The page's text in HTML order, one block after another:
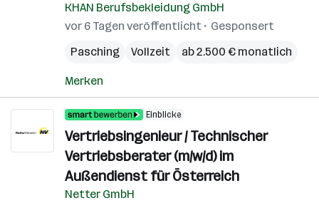
KHAN Berufsbekleidung GmbH
vor 6 Tagen veröffentlicht
Gesponsert
Pasching
Vollzeit ab 2.500 € monatlich
Merken
Einblicke
Vertriebsingenieur / Technischer
Vertriebsberater (m/w/d) im
Außendienst für Österreich
Netter GmbH